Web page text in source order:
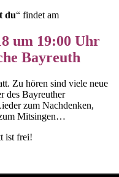
du“ findet am
um 19:00 Uhr
Bayreuth
Zu hören sind viele neue
des Bayreuther
zum Nachdenken,
Mitsingen…
ist frei!